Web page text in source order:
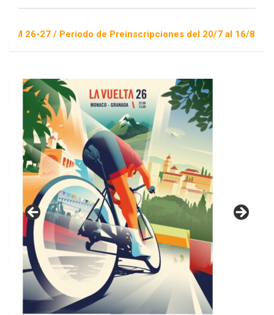
/ Periodo de Preinscripciones del 20/7 al 16/8 / Sorteo 1 de